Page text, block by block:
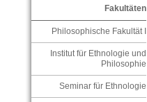
Fakultäten
Philosophische Fakultät I
Institut für Ethnologie und
Philosophie
Seminar für Ethnologie